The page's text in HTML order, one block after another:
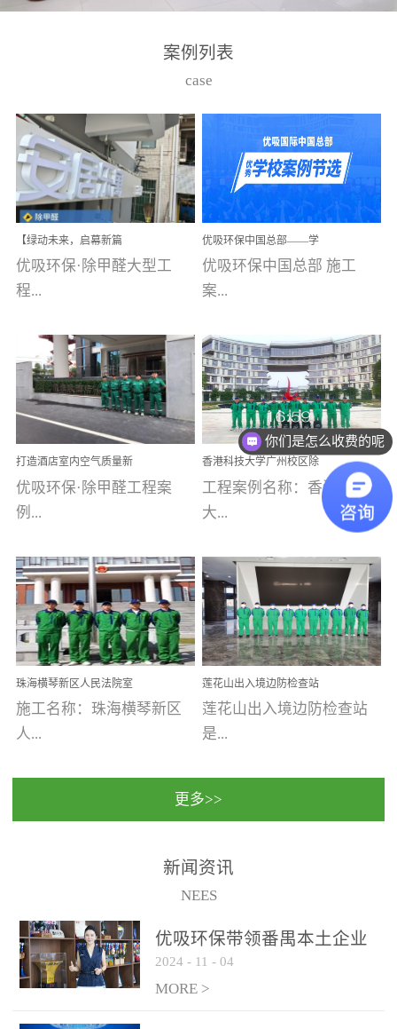
高技能的团队。汇聚了众
取得了多项产品技术专利
和多项国家版权局著作
权，获得高新技术企业称
号。生产优势自主生产自
给自足，优吸公司于2015
在广州番禺区成功建立产
品线生产基地，工厂拥有
自动化生产设备和成熟的
选择源头源材料、严控产
品质量，我们每一批的生
产产品都经过严格的质检
程序；生产车间为优吸总
部和全国分支机构生产光
触媒、净醛王、祛味剂等
优吸系列产品，保质保量
完成生产任务，确保全国
求。资质优势团队优势分
支优势优吸环保是一棵正
茁壮成长的树，只要我们
人人都爱护她、珍惜她、
她将越来越枝繁叶茂，终
将会成为一棵参天大树！
优吸环保截止2020年拥有
全国600家网点分支机构。
案例列表
case
【绿动未来，启幕新篇
章】优吸环保中标深圳安
居乐寓，超大型工装室内
空气治理项目顺利启航，
优吸环保·除甲醛大型工
程...
案例【深圳安居乐寓】室
内空气治理项目深圳安居
乐寓 深圳市安居乐寓
为深圳安居集团旗下城...
优吸环保中国总部——学
校施工案例(节选)
优吸环保中国总部 施工
案...
例(学校工装节选)广州南沙
小学(珠江湾校区)项目地
址：广州市南沙区海滨路
南沙珠江湾江门市蓬江区
禾...
打造酒店室内空气质量新
标杆——优吸环保·标杆之
作：东莞美豪雅致酒店室
内空气治理工程纪实
优吸环保·除甲醛工程案
例...
【东莞美豪雅致酒店】室
内空气治理项目东莞美豪
雅致酒店 东莞美豪雅
致酒店是为中高端人士...
香港科技大学广州校区除
甲醛项目圆满完成
工程案例名称：香港科技
大...
学广州校区室内空气治
理 工程案例地址：广
州南沙区·香港科技大学(广
州)校区 工程案...
珠海横琴新区人民法院室
内除甲醛空气治理项目
施工名称：珠海横琴新区
人...
民法院室内除甲醛空气治
保施工日期：2020年1月珠
莲花山出入境边防检查站
室内除甲醛空气治理项目
莲花山出入境边防检查站
是...
国家通过设在对外开放口
（及各出入境边防检查
更多>>
新闻资讯
NEES
优吸环保带领番禺本​土企业
勇敢破局向“新”
2024 - 11 - 04
MORE >
你们是怎么收费的呢
现在有优惠活动吗